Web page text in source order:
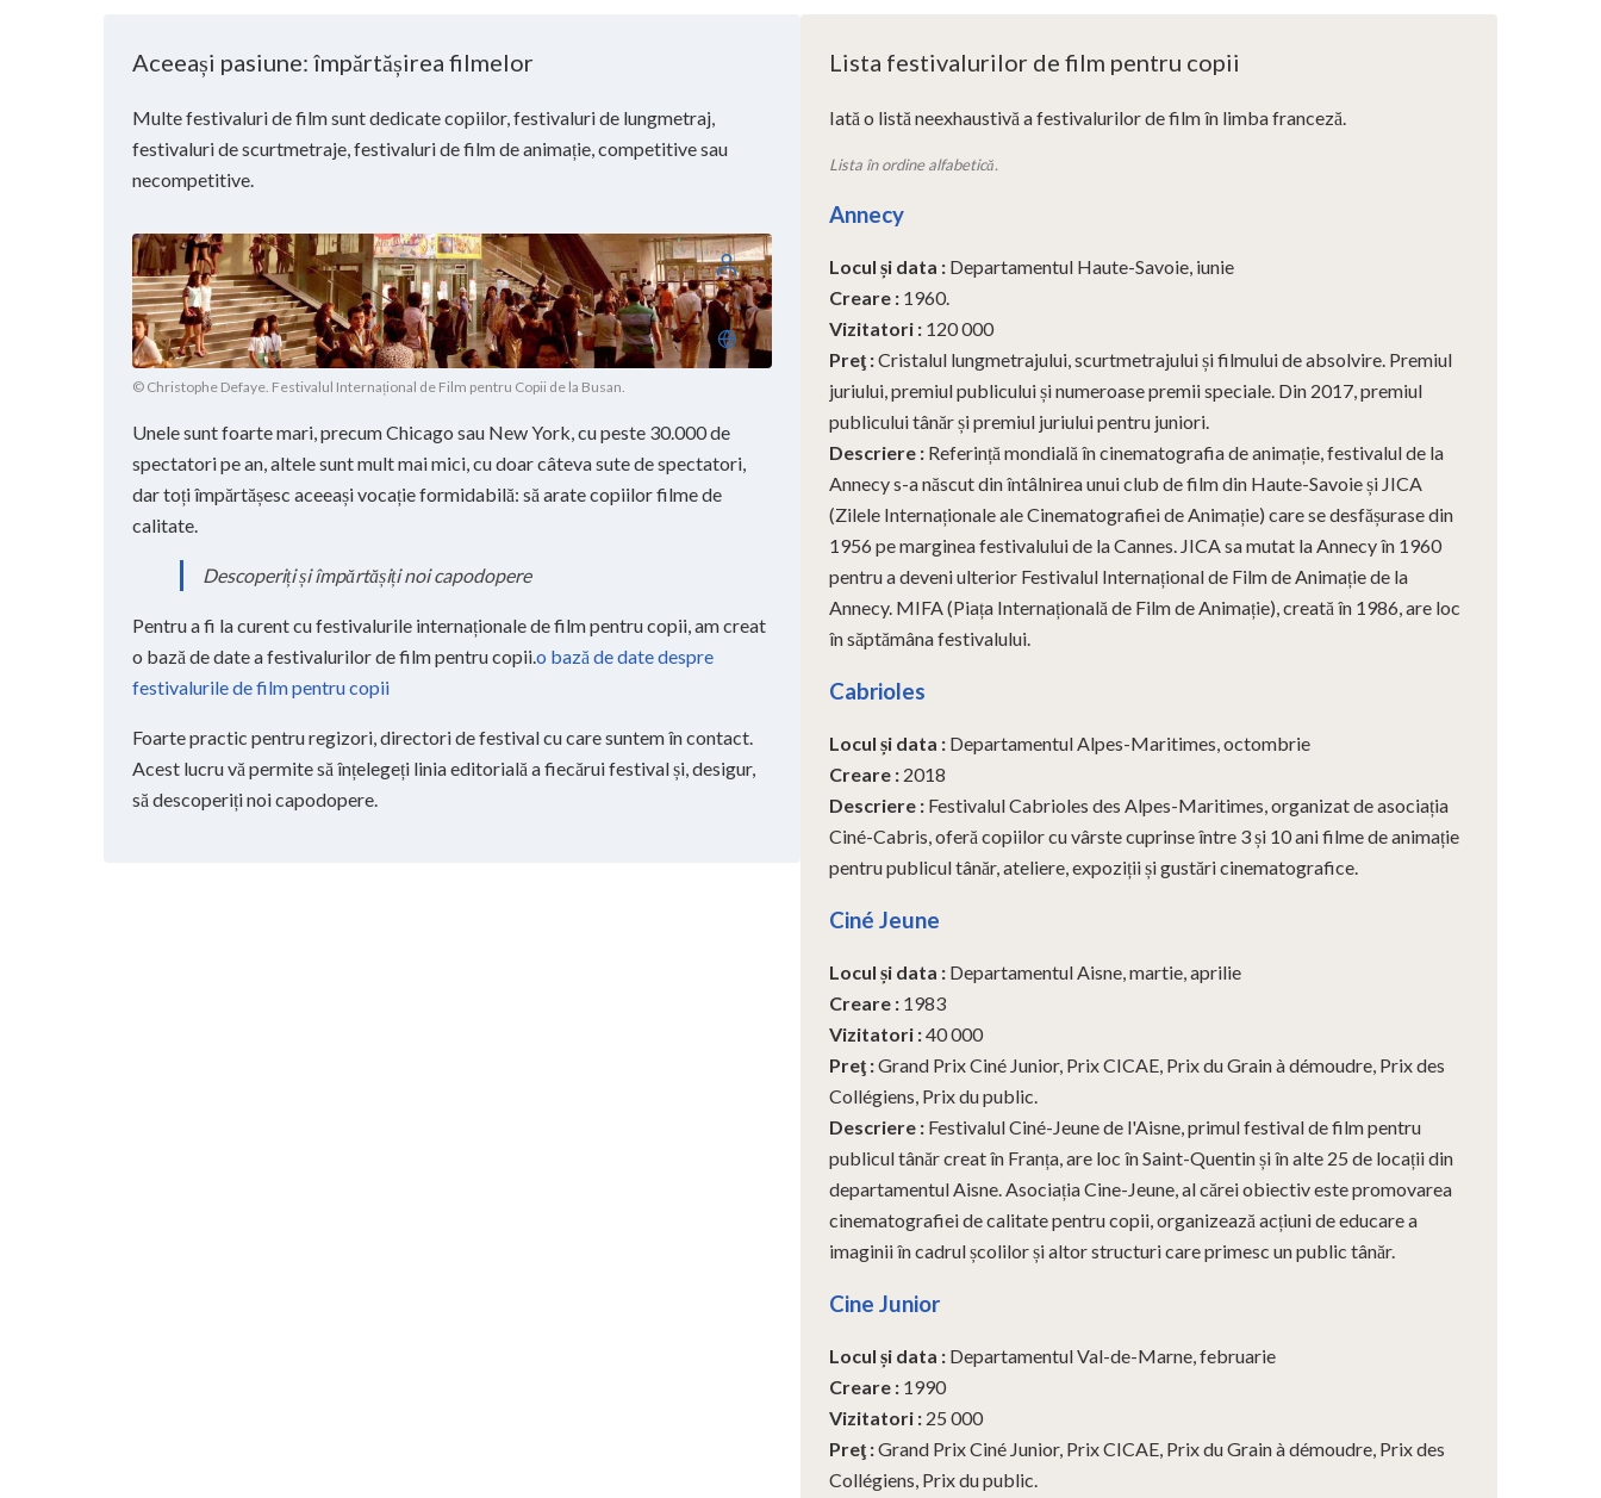
Log in
Română
Aceeași pasiune: împărtășirea filmelor
Multe festivaluri de film sunt dedicate copiilor, festivaluri de lungmetraj,
festivaluri de scurtmetraje, festivaluri de film de animație, competitive sau
necompetitive.
© Christophe Defaye. Festivalul Internațional de Film pentru Copii de la Busan.
Unele sunt foarte mari, precum Chicago sau New York, cu peste 30.000 de
spectatori pe an, altele sunt mult mai mici, cu doar câteva sute de spectatori,
dar toți împărtășesc aceeași vocație formidabilă: să arate copiilor filme de
calitate.
Descoperiți și împărtășiți noi capodopere
Pentru a fi la curent cu festivalurile internaționale de film pentru copii, am creat
o bază de date a festivalurilor de film pentru copii.o bază de date despre
festivalurile de film pentru copii
Foarte practic pentru regizori, directori de festival cu care suntem în contact.
Acest lucru vă permite să înțelegeți linia editorială a fiecărui festival și, desigur,
să descoperiți noi capodopere.
Lista festivalurilor de film pentru copii
Iată o listă neexhaustivă a festivalurilor de film în limba franceză.
Lista în ordine alfabetică.
Annecy
Locul și data : Departamentul Haute-Savoie, iunie
Creare : 1960.
Vizitatori : 120 000
Preţ :Cristalul lungmetrajului, scurtmetrajului și filmului de absolvire. Premiul
juriului, premiul publicului și numeroase premii speciale. Din 2017, premiul
publicului tânăr și premiul juriului pentru juniori.
Descriere : Referință mondială în cinematografia de animație, festivalul de la
Annecy s-a născut din întâlnirea unui club de film din Haute-Savoie și JICA
(Zilele Internaționale ale Cinematografiei de Animație) care se desfășurase din
1956 pe marginea festivalului de la Cannes. JICA sa mutat la Annecy în 1960
pentru a deveni ulterior Festivalul Internațional de Film de Animație de la
Annecy. MIFA (Piața Internațională de Film de Animație), creată în 1986, are loc
în săptămâna festivalului.
Cabrioles
Locul și data : Departamentul Alpes-Maritimes, octombrie
Creare : 2018
Descriere : Festivalul Cabrioles des Alpes-Maritimes, organizat de asociația
Ciné-Cabris, oferă copiilor cu vârste cuprinse între 3 și 10 ani filme de animație
pentru publicul tânăr, ateliere, expoziții și gustări cinematografice.
Ciné Jeune
Locul și data : Departamentul Aisne, martie, aprilie
Creare : 1983
Vizitatori :40 000
Preţ :Grand Prix Ciné Junior, Prix CICAE, Prix du Grain à démoudre, Prix des
Collégiens, Prix du public.
Descriere : Festivalul Ciné-Jeune de l'Aisne, primul festival de film pentru
publicul tânăr creat în Franța, are loc în Saint-Quentin și în alte 25 de locații din
departamentul Aisne. Asociația Cine-Jeune, al cărei obiectiv este promovarea
cinematografiei de calitate pentru copii, organizează acțiuni de educare a
imaginii în cadrul școlilor și altor structuri care primesc un public tânăr.
Cine Junior
Locul și data : Departamentul Val-de-Marne, februarie
Creare : 1990
Vizitatori : 25 000
Preţ :Grand Prix Ciné Junior, Prix CICAE, Prix du Grain à démoudre, Prix des
Collégiens, Prix du public.